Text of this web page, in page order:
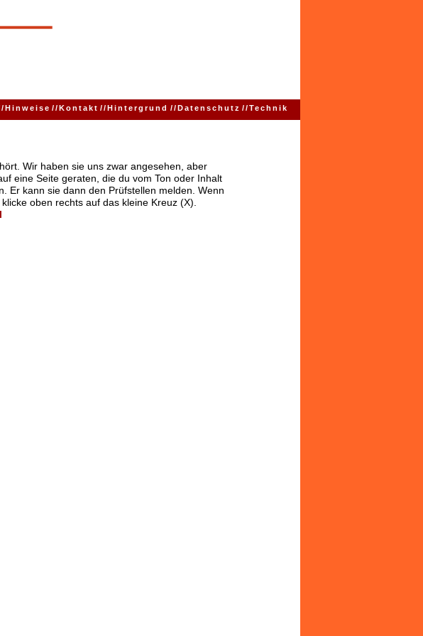
Hinweise //Kontakt //Hintergrund //Datenschutz //Technik
Wir haben sie uns zwar angesehen, aber
eine Seite geraten, die du vom Ton oder Inhalt
Er kann sie dann den Prüfstellen melden. Wenn
oben rechts auf das kleine Kreuz (X).